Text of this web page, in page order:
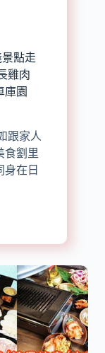
點走
雞肉
庫園
跟家人
食劉里
身在日